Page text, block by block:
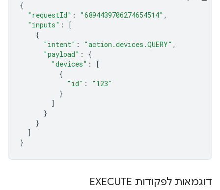
{
"requestId" : "6894439706274654514" ,
"inputs" :
[
{
"intent" : "action.devices.QUERY" ,
"payload" :
{
"devices" :
[
{
"id" :
"123"
}
]
}
}
]
}
דוגמאות לפקודות EXECUTE